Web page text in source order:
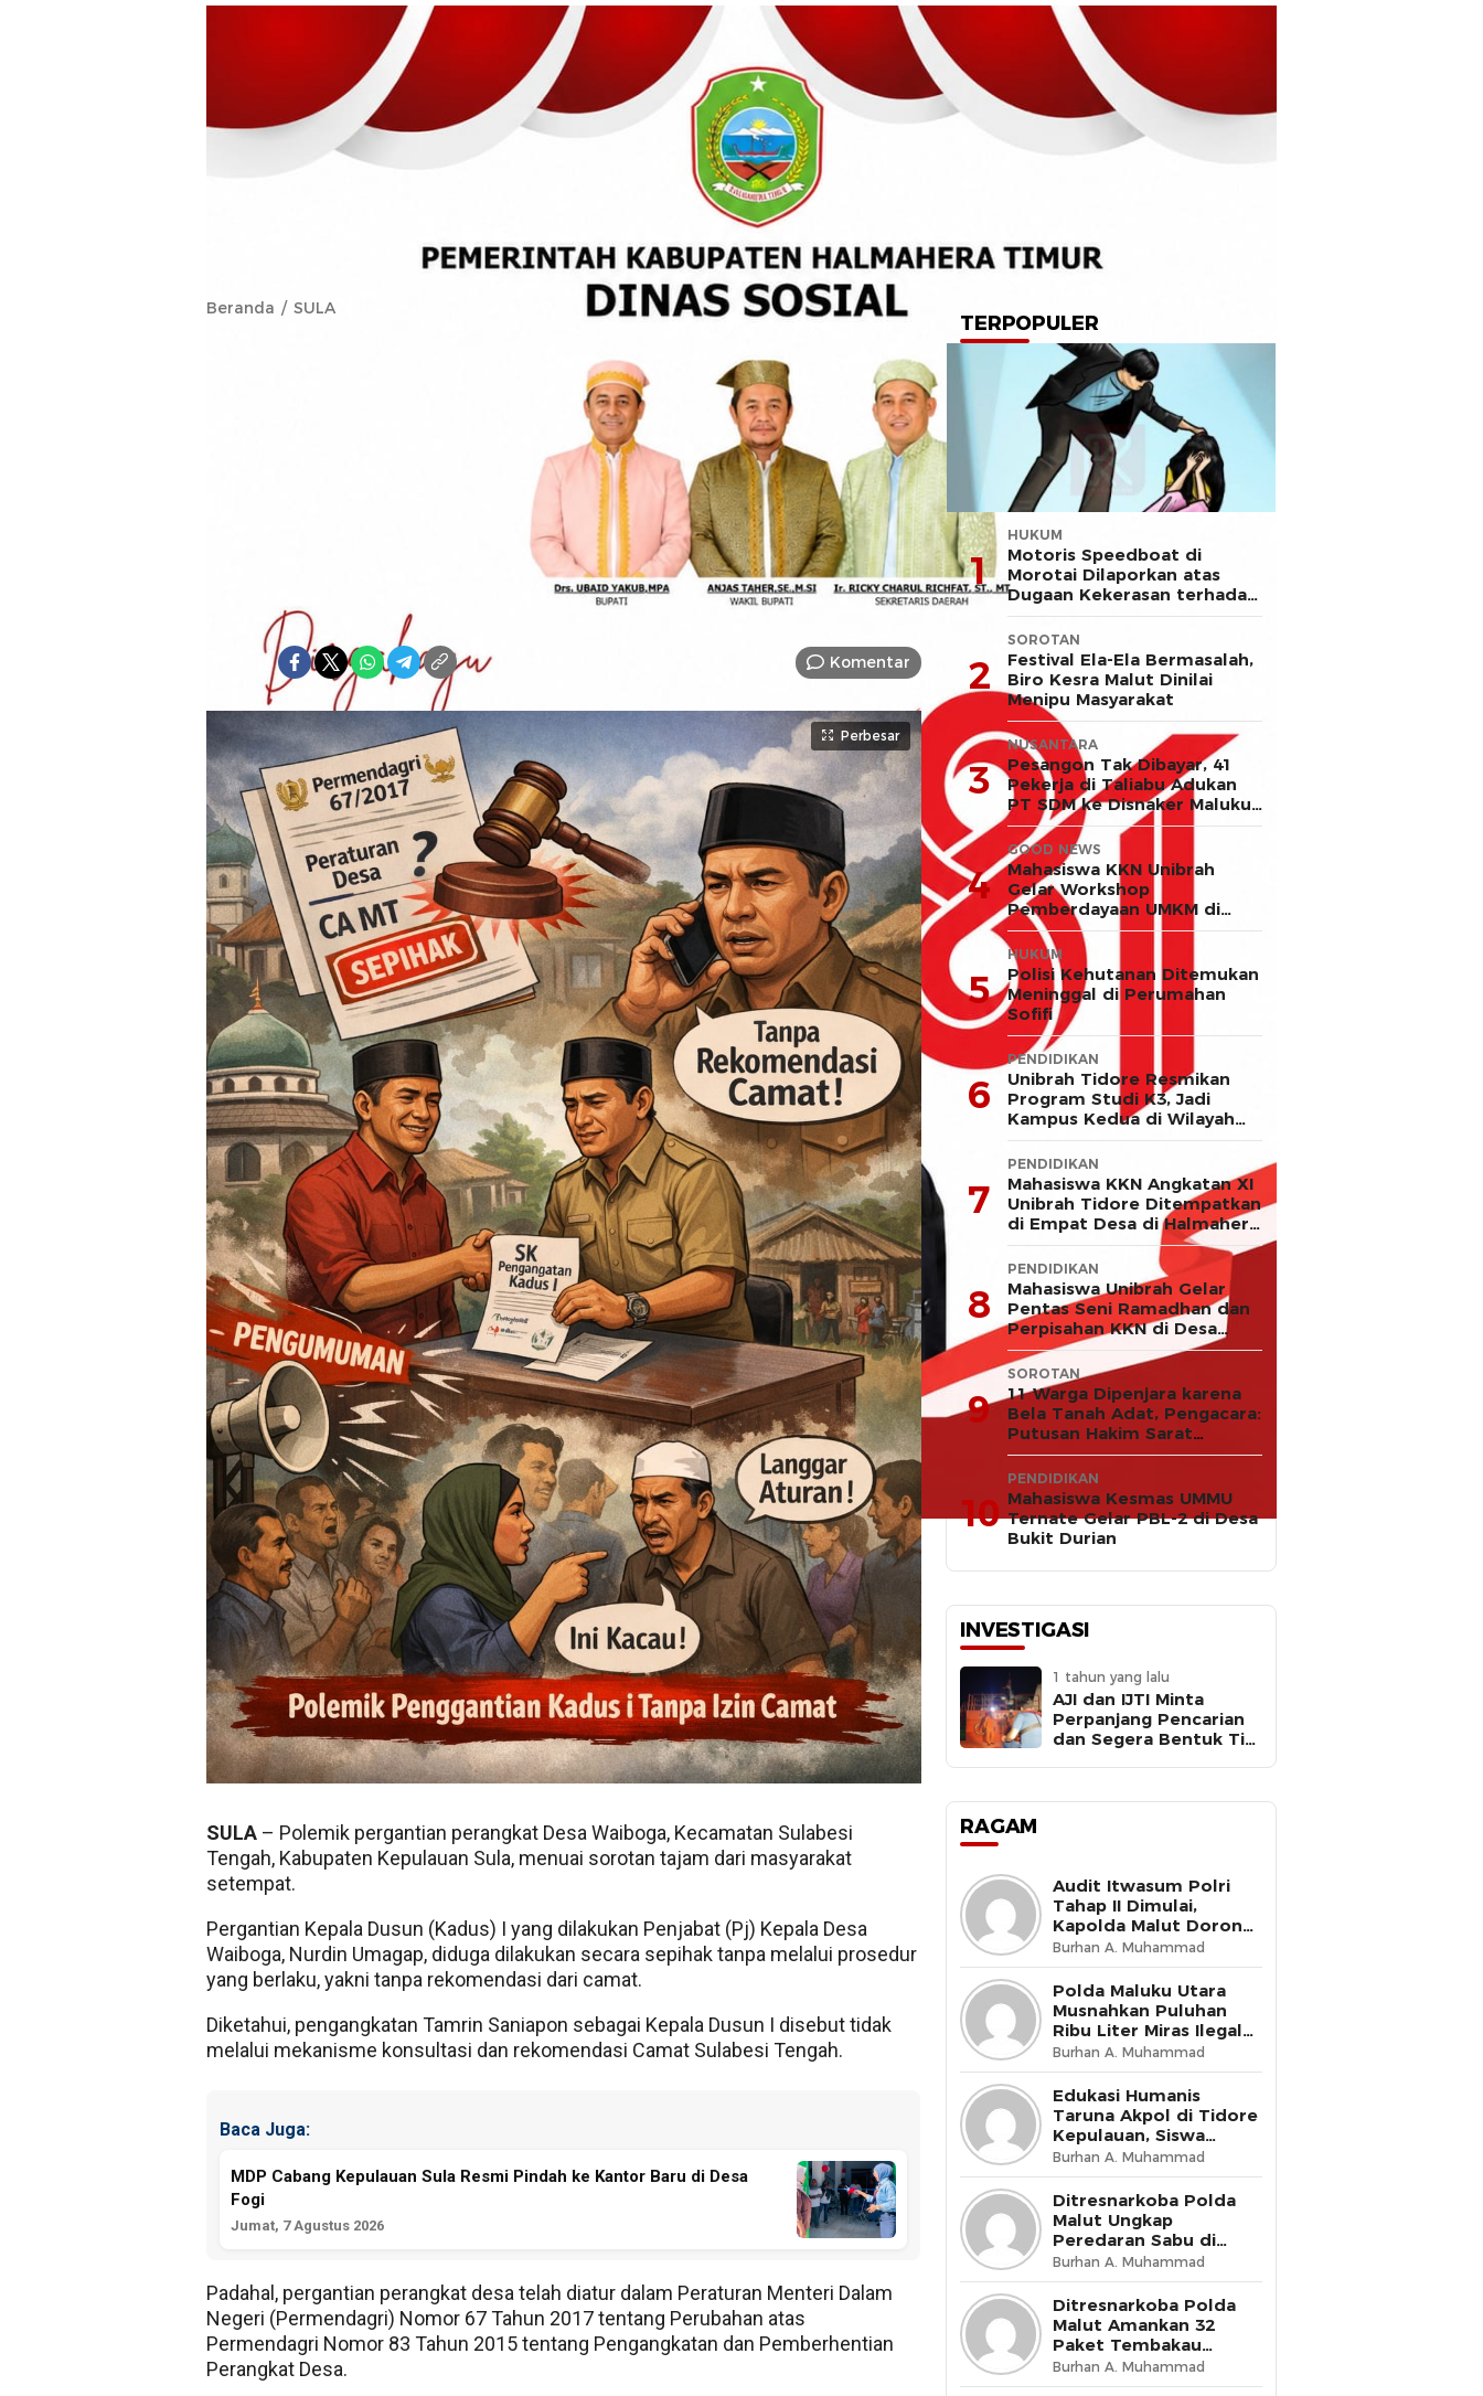
Beranda SULA
Tanpa Rekomendasi Camat, Pj
Kades Waiboga Ganti Kadus I,
Camat Sulabesi Tengah Angkat
Bagikan: Komentar
Perbesar
SULA – Polemik pergantian perangkat Desa Waiboga, Kecamatan Sulabesi
Tengah, Kabupaten Kepulauan Sula, menuai sorotan tajam dari masyarakat
setempat.
Pergantian Kepala Dusun (Kadus) I yang dilakukan Penjabat (Pj) Kepala Desa
Waiboga, Nurdin Umagap, diduga dilakukan secara sepihak tanpa melalui prosedur
yang berlaku, yakni tanpa rekomendasi dari camat.
Diketahui, pengangkatan Tamrin Saniapon sebagai Kepala Dusun I disebut tidak
melalui mekanisme konsultasi dan rekomendasi Camat Sulabesi Tengah.
Baca Juga:
MDP Cabang Kepulauan Sula Resmi Pindah ke Kantor Baru di Desa
Fogi
Jumat, 7 Agustus 2026
Padahal, pergantian perangkat desa telah diatur dalam Peraturan Menteri Dalam
Negeri (Permendagri) Nomor 67 Tahun 2017 tentang Perubahan atas
Permendagri Nomor 83 Tahun 2015 tentang Pengangkatan dan Pemberhentian
Perangkat Desa.
TERPOPULER
1
HUKUM
Motoris Speedboat di
Morotai Dilaporkan atas
Dugaan Kekerasan terhadap
Anak
2
SOROTAN
Festival Ela-Ela Bermasalah,
Biro Kesra Malut Dinilai
Menipu Masyarakat
3
NUSANTARA
Pesangon Tak Dibayar, 41
Pekerja di Taliabu Adukan
PT SDM ke Disnaker Maluku
Utara
4
GOOD NEWS
Mahasiswa KKN Unibrah
Gelar Workshop
Pemberdayaan UMKM di
Desa Ekor
5
HUKUM
Polisi Kehutanan Ditemukan
Meninggal di Perumahan
Sofifi
6
PENDIDIKAN
Unibrah Tidore Resmikan
Program Studi K3, Jadi
Kampus Kedua di Wilayah
LLDIKTI XII
7
PENDIDIKAN
Mahasiswa KKN Angkatan XI
Unibrah Tidore Ditempatkan
di Empat Desa di Halmahera
Timur
8
PENDIDIKAN
Mahasiswa Unibrah Gelar
Pentas Seni Ramadhan dan
Perpisahan KKN di Desa
Akejawi
9
SOROTAN
11 Warga Dipenjara karena
Bela Tanah Adat, Pengacara:
Putusan Hakim Sarat
Kejanggalan dan Abaikan
Keadilan
10
PENDIDIKAN
Mahasiswa Kesmas UMMU
Ternate Gelar PBL-2 di Desa
Bukit Durian
INVESTIGASI
1 tahun yang lalu
AJI dan IJTI Minta
Perpanjang Pencarian
dan Segera Bentuk Tim
RAGAM
Audit Itwasum Polri
Tahap II Dimulai,
Kapolda Malut Dorong
Peningkatan Tata
Kelola Organisasi yang
Presisi
Burhan A. Muhammad
Polda Maluku Utara
Musnahkan Puluhan
Ribu Liter Miras Ilegal
dan Bongkar Jaringan
Peredaran Senjata Api
Lintas Negara
Burhan A. Muhammad
Edukasi Humanis
Taruna Akpol di Tidore
Kepulauan, Siswa
Didorong Miliki Disiplin
dan Kemandirian
Burhan A. Muhammad
Ditresnarkoba Polda
Malut Ungkap
Peredaran Sabu di
Halmahera Tengah,
Satu Pengedar
Diamankan
Burhan A. Muhammad
Ditresnarkoba Polda
Malut Amankan 32
Paket Tembakau
Sintetis di Ternate
Utara
Burhan A. Muhammad